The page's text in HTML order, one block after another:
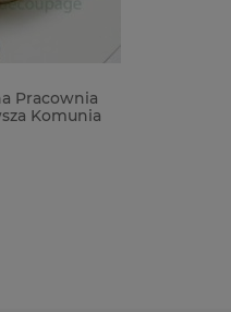
Pracownia
Komunia